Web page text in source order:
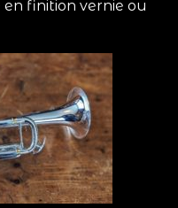
finition vernie ou